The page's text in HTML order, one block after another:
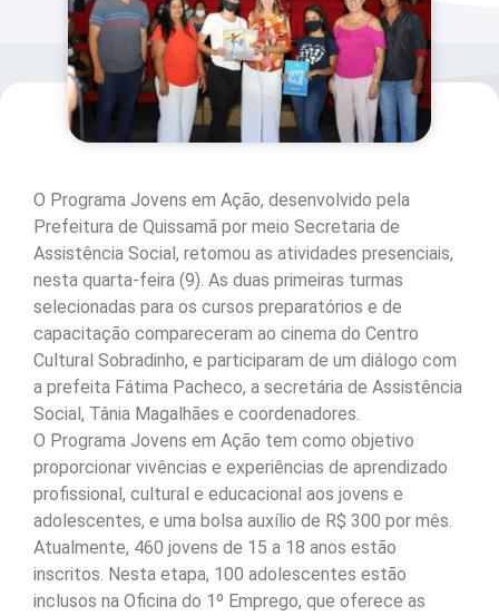
O Programa Jovens em Ação, desenvolvido pela
Prefeitura de Quissamã por meio Secretaria de
Assistência Social, retomou as atividades presenciais,
nesta quarta-feira (9). As duas primeiras turmas
selecionadas para os cursos preparatórios e de
capacitação compareceram ao cinema do Centro
Cultural Sobradinho, e participaram de um diálogo com
a prefeita Fátima Pacheco, a secretária de Assistência
Social, Tânia Magalhães e coordenadores.
O Programa Jovens em Ação tem como objetivo
proporcionar vivências e experiências de aprendizado
profissional, cultural e educacional aos jovens e
adolescentes, e uma bolsa auxílio de R$ 300 por mês.
Atualmente, 460 jovens de 15 a 18 anos estão
inscritos. Nesta etapa, 100 adolescentes estão
inclusos na Oficina do 1º Emprego, que oferece as